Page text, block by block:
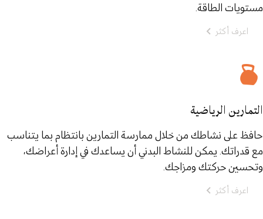
مستويات الطاقة.
اعرف أكثر
التمارين الرياضية
حافظ على نشاطك من خلال ممارسة التمارين بانتظام بما يتناسب
مع قدراتك. يمكن للنشاط البدني أن يساعدك في إدارة أعراضك،
وتحسين حركتك ومزاجك.
اعرف أكثر